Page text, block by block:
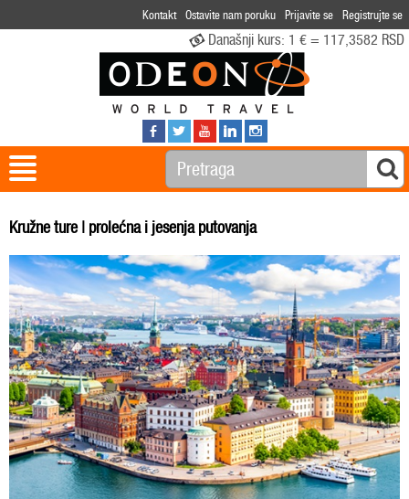
Kontakt Ostavite nam poruku Prijavite se Registrujte se
Današnji kurs: 1 € = 117,3582 RSD
Kružne ture | prolećna i jesenja putovanja